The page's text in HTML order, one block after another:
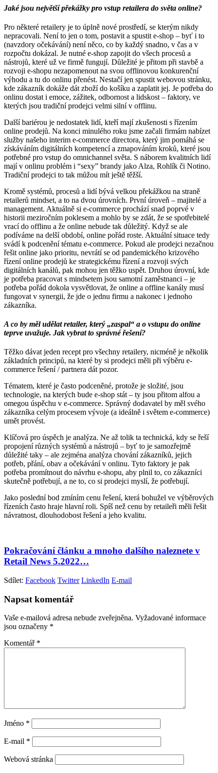
Jaké jsou největší překážky pro vstup retailera do světa online?
Pro některé retailery je to úplně nové prostředí, se kterým nikdy
nepracovali. Není to jen o tom, postavit a spustit e-shop – byť i to
(navzdory očekávání) není něco, co by každý snadno, v čas a v
rozpočtu dokázal. Je nutné e-shop zapojit do všech procesů a
nástrojů, které už ve firmě fungují. Důležité je přitom při stavbě a
rozvoji e-shopu nezapomenout na svou offlinovou konkurenční
výhodu a tu do onlinu přenést. Nestačí jen spustit webovou stránku,
kde zákazník dokáže dát zboží do košíku a zaplatit jej. Je potřeba do
onlinu dostat i emoce, zážitek, odbornost a lidskost – faktory, ve
kterých jsou tradiční prodejci velmi silní v offlinu.
Další bariérou je nedostatek lidí, kteří mají zkušenosti s řízením
online prodejů. Na konci minulého roku jsme začali firmám nabízet
služby našeho interim e-commerce directora, který jim pomáhá se
získáváním digitálních kompetencí a zmapováním kroků, které jsou
potřebné pro vstup do omnichannel světa. S náborem kvalitních lidí
mají v onlinu problém i “sexy” brandy jako Alza, Rohlík či Notino.
Tradiční prodejci to tak můžou mít ještě těžší.
Kromě systémů, procesů a lidí bývá velkou překážkou na straně
retailerů mindset, a to na dvou úrovních. První úroveň – majitelé a
management. Aktuálně si e-commerce prochází snad poprvé v
historii meziročním poklesem a mohlo by se zdát, že se spotřebitelé
vrací do offlinu a že online nebude tak důležitý. Když se ale
podíváme na delší období, online pořád roste. Aktuální situace tedy
svádí k podcenění tématu e-commerce. Pokud ale prodejci nezačnou
řešit online jako prioritu, nevrátí se od pandemického krizového
řízení online prodejů ke strategickému řízení a rozvoji svých
digitálních kanálů, pak mohou jen těžko uspět. Druhou úrovní, kde
je potřeba pracovat s mindsetem jsou samotní zaměstnanci – je
potřeba pořád dokola vysvětlovat, že online a offline kanály musí
fungovat v synergii, že jde o jednu firmu a nakonec i jednoho
zákazníka.
A co by měl udělat retailer, který „zaspal“ a o vstupu do online
teprve uvažuje. Jak vybrat to správné řešení?
Těžko dávat jeden recept pro všechny retailery, nicméně je několik
základních principů, na které by si prodejci měli při výběru e-
commerce řešení / partnera dát pozor.
Tématem, které je často podceněné, protože je složité, jsou
technologie, na kterých bude e-shop stát – ty jsou přitom alfou a
omegou úspěchu v e-commerce. Správný dodavatel by měl svého
zákazníka celým procesem vývoje (a ideálně i světem e-commerce)
umět provést.
Klíčová pro úspěch je analýza. Ne až tolik ta technická, kdy se řeší
propojení různých systémů a nástrojů – byť to je samozřejmě
důležité taky – ale zejména analýza chování zákazníků, jejich
potřeb, přání, obav a očekávání v onlinu. Tyto faktory je pak
potřeba promítnout do návrhu e-shopu, aby plnil to, co zákazníci
skutečně potřebují, a ne to, co si prodejci myslí, že potřebují.
Jako poslední bod zmíním cenu řešení, která bohužel ve výběrových
řízeních často hraje hlavní roli. Spíš než cenu by retaileři měli řešit
návratnost, dlouhodobost řešení a jeho kvalitu.
Pokračování článku a mnoho dalšího naleznete v
Retail News 5.2022…
Sdílet: Facebook Twitter LinkedIn E-mail
Napsat komentář
Vaše e-mailová adresa nebude zveřejněna. Vyžadované informace
jsou označeny *
Komentář *
Jméno *
E-mail *
Webová stránka